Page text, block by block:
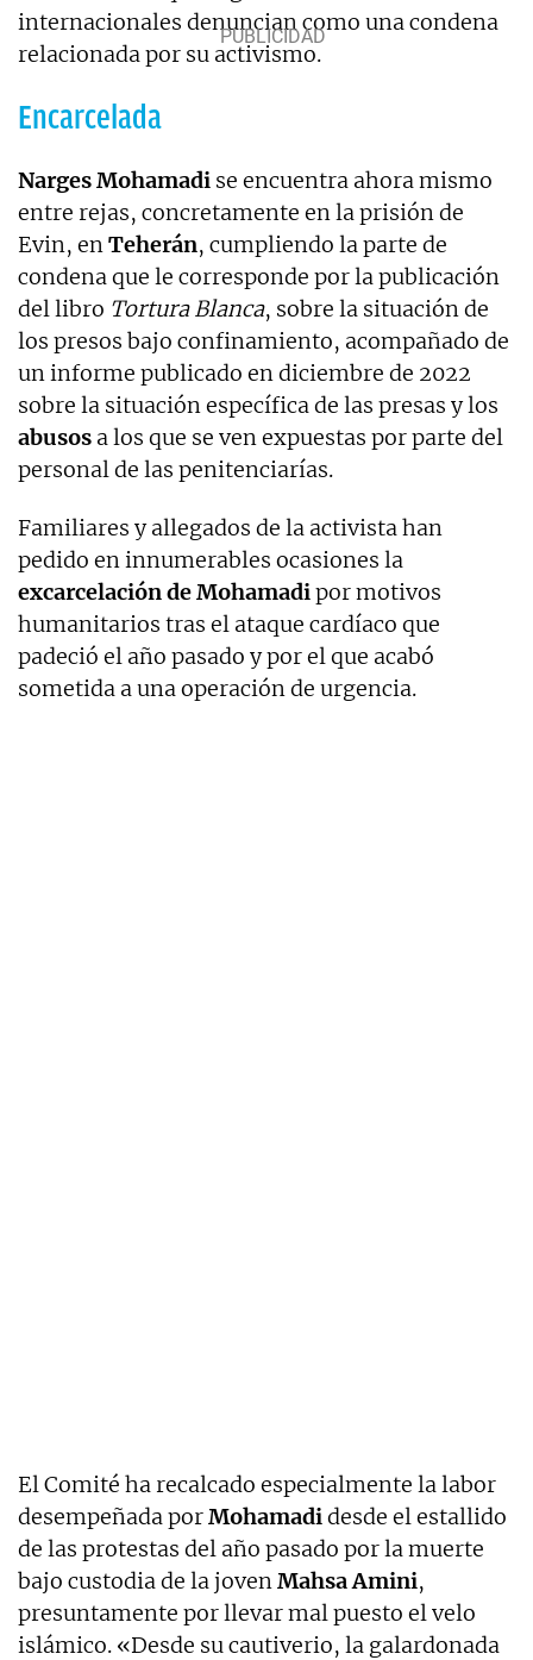
internacionales denuncian como una condena
relacionada por su activismo.
Encarcelada
Narges Mohamadi se encuentra ahora mismo
entre rejas, concretamente en la prisión de
Evin, enTeherán, cumpliendo la parte de
condena que le corresponde por la publicación
del libro Tortura Blanca, sobre la situación de
los presos bajo confinamiento, acompañado de
un informe publicado en diciembre de 2022
sobre la situación específica de las presas y los
abusos a los que se ven expuestas por parte del
personal de las penitenciarías.
Familiares y allegados de la activista han
pedido en innumerables ocasiones la
excarcelación de Mohamadipor motivos
humanitarios tras el ataque cardíaco que
padeció el año pasado y por el que acabó
sometida a una operación de urgencia.
El Comité ha recalcado especialmente la labor
desempeñada porMohamadidesde el estallido
de las protestas del año pasado por la muerte
bajo custodia de la jovenMahsa Amini,
presuntamente por llevar mal puesto el velo
islámico. «Desde su cautiverio, la galardonada